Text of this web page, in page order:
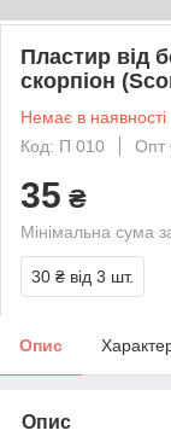
Пластир від
скорпіон
Немає в наявності
Код: П 010
Опт
35 ₴
Мінімальна сума
30 ₴ від 3 шт.
Опис
Опис